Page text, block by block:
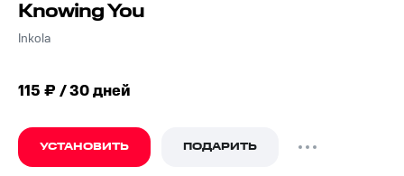
Knowing You
Inkola
115 ₽ / 30 дней
УСТАНОВИТЬ ПОДАРИТЬ